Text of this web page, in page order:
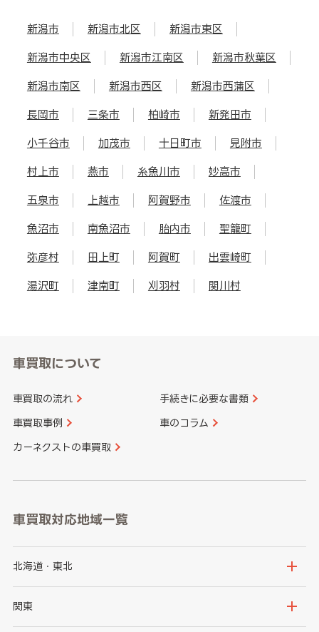
新潟市 新潟市北区 新潟市東区
新潟市中央区 新潟市江南区 新潟市秋葉区
新潟市南区 新潟市西区 新潟市西蒲区
長岡市 三条市 柏崎市 新発田市
小千谷市 加茂市 十日町市 見附市
村上市 燕市 糸魚川市 妙高市
五泉市 上越市 阿賀野市 佐渡市
魚沼市 南魚沼市 胎内市 聖籠町
弥彦村 田上町 阿賀町 出雲崎町
湯沢町 津南町 刈羽村 関川村
車買取について
車買取の流れ 手続きに必要な書類
車買取事例 車のコラム
カーネクストの車買取
車買取対応地域一覧
北海道・東北
北海道
関東